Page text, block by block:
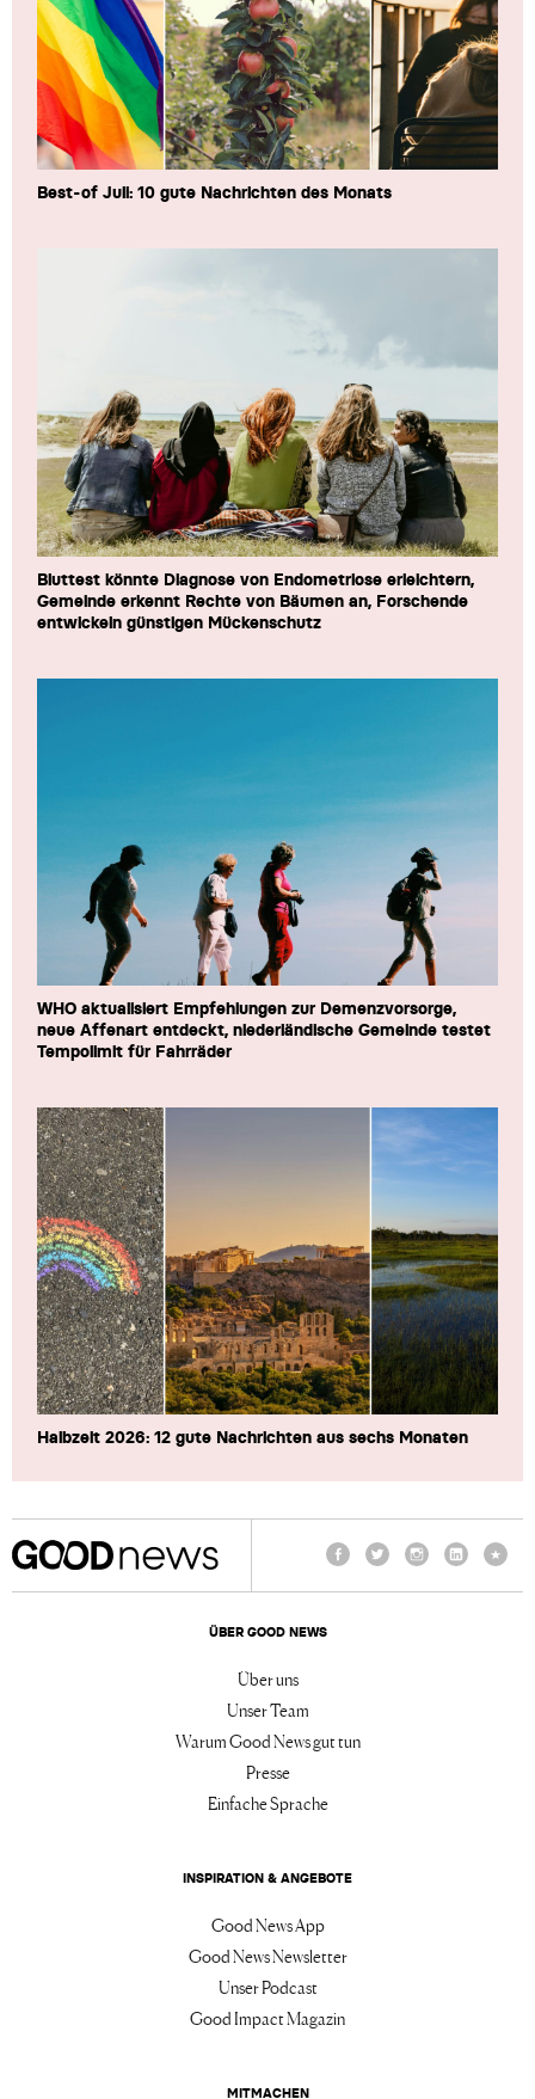
Best-of Juli: 10 gute Nachrichten des Monats
Bluttest könnte Diagnose von Endometriose erleichtern,
Gemeinde erkennt Rechte von Bäumen an, Forschende
entwickeln günstigen Mückenschutz
WHO aktualisiert Empfehlungen zur Demenzvorsorge,
neue Affenart entdeckt, niederländische Gemeinde testet
Tempolimit für Fahrräder
Halbzeit 2026: 12 gute Nachrichten aus sechs Monaten
ÜBER GOOD NEWS
Über uns
Unser Team
Warum Good News gut tun
Presse
Einfache Sprache
INSPIRATION & ANGEBOTE
Good News App
Good News Newsletter
Unser Podcast
Good Impact Magazin
MITMACHEN